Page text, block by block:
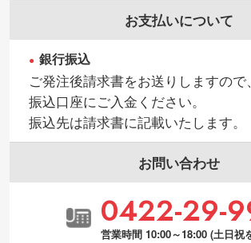
お支払いについて
銀行振込
ご発注後請求書をお送りしますの
振込口座にご入金ください。
振込先は請求書に記載いたします。
お問い合わせ
0422-29-
営業時間 10:00～18:00 (土日祝